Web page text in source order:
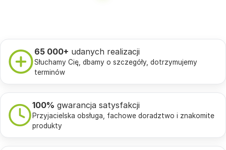
65 000+ udanych realizacji
Słuchamy Cię, dbamy o szczegóły, dotrzymujemy
terminów
100% gwarancja satysfakcji
Przyjacielska obsługa, fachowe doradztwo i znakomite
produkty